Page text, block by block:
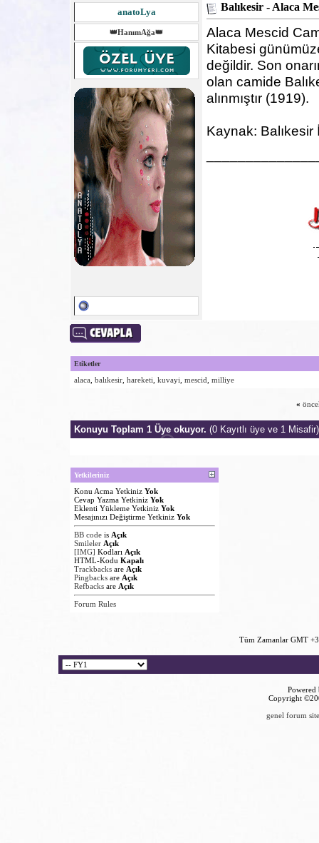
anatoLya
👑HanımAğa👑
Balıkesir - Alaca
Alaca Mescid
Kitabesi
değildir. Son
olan camide
alınmıştır (1919).
Kaynak:
Etiketler
alaca balıkesir hareketi kuvayi mescid milliye
«
Konuyu Toplam 1 Üye okuyor. (0 Kayıtlı üye ve 1 Misafir)
Yetkileriniz
Konu Acma Yetkiniz Yok
Cevap Yazma Yetkiniz Yok
Eklenti Yükleme Yetkiniz Yok
Mesajınızı Değiştirme Yetkiniz Yok
BB code is Açık
Smileler Açık
[IMG] Kodları Açık
HTML-Kodu Kapalı
Trackbacks are Açık
Pingbacks are Açık
Refbacks are Açık
Forum Rules
Tüm Zamanlar GMT
Copyright
genel forum